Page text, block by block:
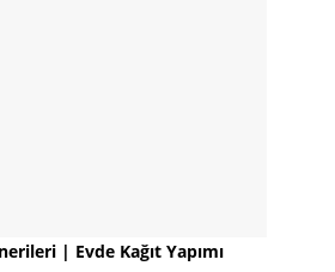
| Evde Kağıt Yapımı